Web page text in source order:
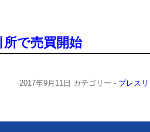
所で売買開始
2017年9月11日 カテゴリー - プレス